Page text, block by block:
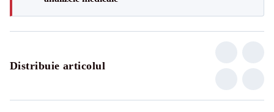
Distribuie articolul